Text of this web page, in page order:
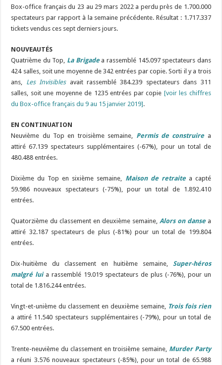
Box-office français du 23 au 29 mars 2022 a perdu près de 1.700.000
spectateurs par rapport à la semaine précédente. Résultat : 1.717.337
tickets vendus ces sept derniers jours.
NOUVEAUTÉS
Quatrième du Top, La Brigade a rassemblé 145.097 spectateurs dans
424 salles, soit une moyenne de 342 entrées par copie. Sorti il y a trois
ans, Les Invisibles avait rassemblé 384.239 spectateurs dans 311
salles, soit une moyenne de 1235 entrées par copie [voir les chiffres
du Box-office français du 9 au 15 janvier 2019].
EN CONTINUATION
Neuvième du Top en troisième semaine, Permis de construire a
attiré 67.139 spectateurs supplémentaires (-67%), pour un total de
480.488 entrées.
Dixième du Top en sixième semaine, Maison de retraite a capté
59.986 nouveaux spectateurs (-75%), pour un total de 1.892.410
entrées.
Quatorzième du classement en deuxième semaine, Alors on dansea
attiré 32.187 spectateurs de plus (-81%) pour un total de 199.804
entrées.
Dix-huitième du classement en huitième semaine, Super-héros
malgré luia rassemblé 19.019 spectateurs de plus (-76%), pour un
total de 1.816.244 entrées.
Vingt-et-unième du classement en deuxième semaine, Trois fois rien
a attiré 11.540 spectateurs supplémentaires (-79%), pour un total de
67.500 entrées.
Trente-neuvième du classement en troisième semaine, Murder Party
a réuni 3.576 nouveaux spectateurs (-85%), pour un total de 65.988